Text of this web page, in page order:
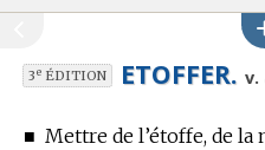
3eÉDITION ETOFFER. v.
■ Mettre de l’étoffe, de la